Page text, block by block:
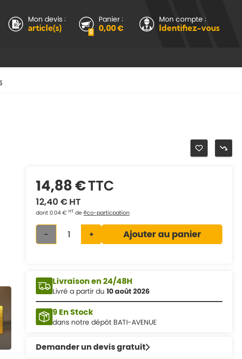
Mon devis :
article(s) 0
Panier :
0,00 €
Mon compte :
Identifiez-vous
14,88 €TTC
12,40 € HT
dont 0.04 € HT deéco-particpation
- + Ajouter au panier
Livraison en 24/48H
Livré a partir du 10 août 2026
9 En Stock
dans notre dépôt BATI-AVENUE
Demander un devis gratuit